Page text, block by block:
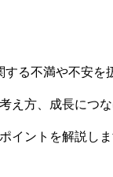
る不満や不安を
え方、成長につ
イントを解説しま